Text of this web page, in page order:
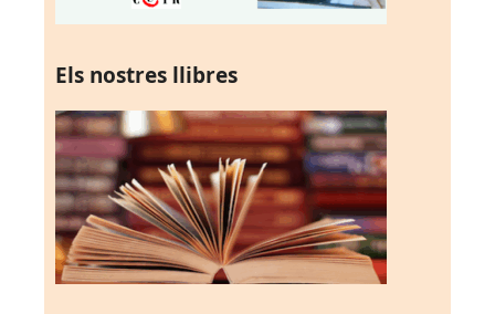
Els nostres llibres